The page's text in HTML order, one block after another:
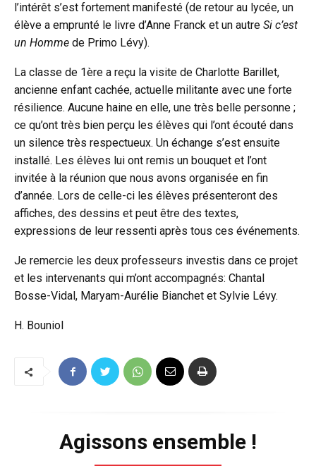
l’intérêt s’est fortement manifesté (de retour au lycée, un
élève a emprunté le livre d’Anne Franck et un autre Si c’est
un Homme de Primo Lévy).
La classe de 1ère a reçu la visite de Charlotte Barillet,
ancienne enfant cachée, actuelle militante avec une forte
résilience. Aucune haine en elle, une très belle personne ;
ce qu’ont très bien perçu les élèves qui l’ont écouté dans
un silence très respectueux. Un échange s’est ensuite
installé. Les élèves lui ont remis un bouquet et l’ont
invitée à la réunion que nous avons organisée en fin
d’année. Lors de celle-ci les élèves présenteront des
affiches, des dessins et peut être des textes,
expressions de leur ressenti après tous ces événements.
Je remercie les deux professeurs investis dans ce projet
et les intervenants qui m’ont accompagnés: Chantal
Bosse-Vidal, Maryam-Aurélie Bianchet et Sylvie Lévy.
H. Bouniol
Agissons ensemble !